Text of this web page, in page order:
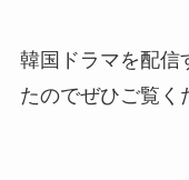
韓国ドラマを配信
たのでぜひご覧く